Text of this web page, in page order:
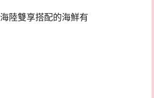
海陸雙享搭配的海鮮有